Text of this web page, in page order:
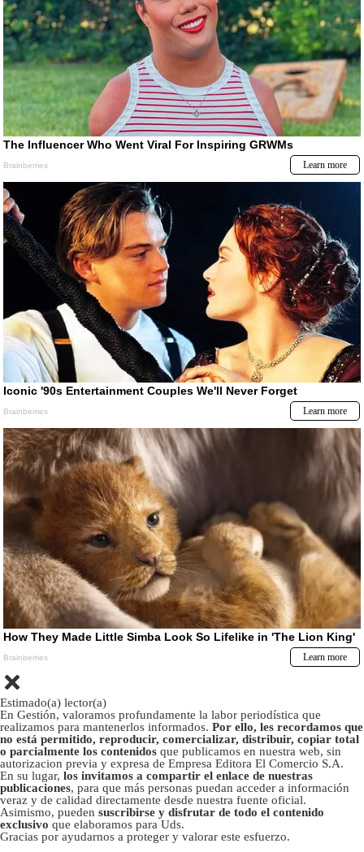
Estimado(a) lector(a)
En Gestión, valoramos profundamente la labor periodística que
realizamos para mantenerlos informados. Por ello, les recordamos que
no está permitido, reproducir, comercializar, distribuir, copiar total
o parcialmente los contenidos que publicamos en nuestra web, sin
autorizacion previa y expresa de Empresa Editora El Comercio S.A.
En su lugar, los invitamos a compartir el enlace de nuestras
publicaciones, para que más personas puedan acceder a información
veraz y de calidad directamente desde nuestra fuente oficial.
Asimismo, pueden suscribirse y disfrutar de todo el contenido
exclusivo que elaboramos para Uds.
Gracias por ayudarnos a proteger y valorar este esfuerzo.